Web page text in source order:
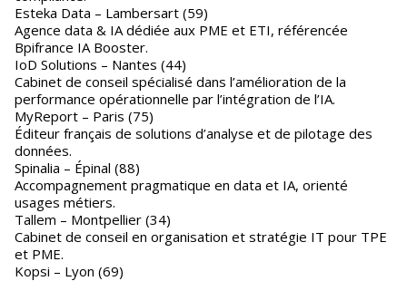
Esteka Data – Lambersart (59)
Agence data & IA dédiée aux PME et ETI, référencée
Bpifrance IA Booster.
IoD Solutions – Nantes (44)
Cabinet de conseil spécialisé dans l’amélioration de la
performance opérationnelle par l’intégration de l’IA.
MyReport – Paris (75)
Éditeur français de solutions d’analyse et de pilotage des
données.
Spinalia – Épinal (88)
Accompagnement pragmatique en data et IA, orienté
usages métiers.
Tallem – Montpellier (34)
Cabinet de conseil en organisation et stratégie IT pour TPE
et PME.
Kopsi – Lyon (69)